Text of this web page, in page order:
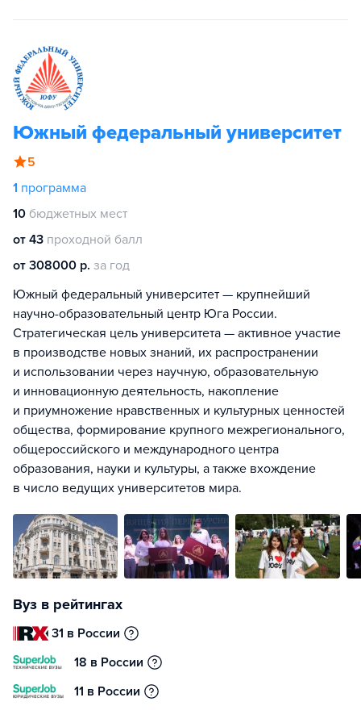
Южный федеральный университет
5
1 программа
10 бюджетных мест
от 43 проходной балл
от 308000 р. за год
Южный федеральный университет — крупнейший
научно-образовательный центр Юга России.
Стратегическая цель университета — активное участие
в производстве новых знаний, их распространении
и использовании через научную, образовательную
и инновационную деятельность, накопление
и приумножение нравственных и культурных ценностей
общества, формирование крупного межрегионального,
общероссийского и международного центра
образования, науки и культуры, а также вхождение
в число ведущих университетов мира.
Вуз в рейтингах
31 в России
18 в России
11 в России